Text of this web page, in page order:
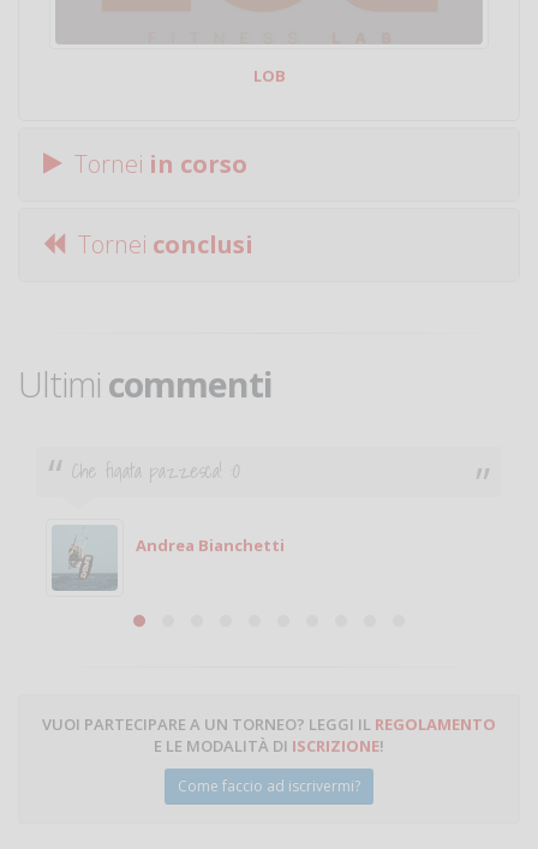
LOB
Tornei in corso
Tornei conclusi
Ultimi commenti
Che figata pazzesca! :O
Andrea Bianchetti
VUOI PARTECIPARE A UN TORNEO? LEGGI IL REGOLAMENTO
E LE MODALITÀ DI ISCRIZIONE!
Come faccio ad iscrivermi?